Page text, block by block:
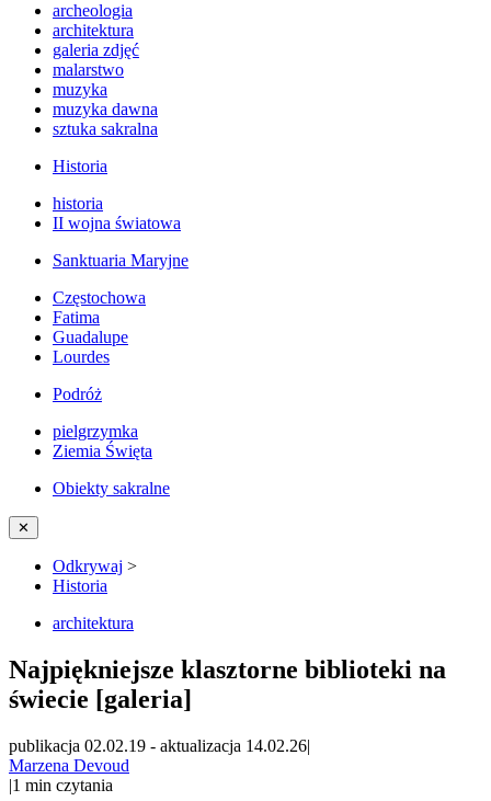
archeologia
architektura
galeria zdjęć
malarstwo
muzyka
muzyka dawna
sztuka sakralna
Historia
historia
II wojna światowa
Sanktuaria Maryjne
Częstochowa
Fatima
Guadalupe
Lourdes
Podróż
pielgrzymka
Ziemia Święta
Obiekty sakralne
✕
Odkrywaj >
Historia
architektura
Najpiękniejsze klasztorne biblioteki na
świecie [galeria]
publikacja 02.02.19 - aktualizacja 14.02.26|
Marzena Devoud
|1 min czytania